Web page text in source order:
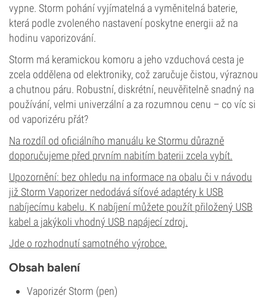
vypne. Storm pohání vyjímatelná a vyměnitelná baterie,
která podle zvoleného nastavení poskytne energii až na
hodinu vaporizování.
Storm má keramickou komoru a jeho vzduchová cesta je
zcela oddělena od elektroniky, což zaručuje čistou, výraznou
a chutnou páru. Robustní, diskrétní, neuvěřitelně snadný na
používání, velmi univerzální a za rozumnou cenu – co víc si
od vaporizéru přát?
Na rozdíl od oficiálního manuálu ke Stormu důrazně
doporučujeme před prvním nabitím baterii zcela vybít.
Upozornění: bez ohledu na informace na obalu či v návodu
již Storm Vaporizer nedodává síťové adaptéry k USB
nabíjecímu kabelu. K nabíjení můžete použít přiložený USB
kabel a jakýkoli vhodný USB napájecí zdroj.
Jde o rozhodnutí samotného výrobce.
Obsah balení
Vaporizér Storm (pen)